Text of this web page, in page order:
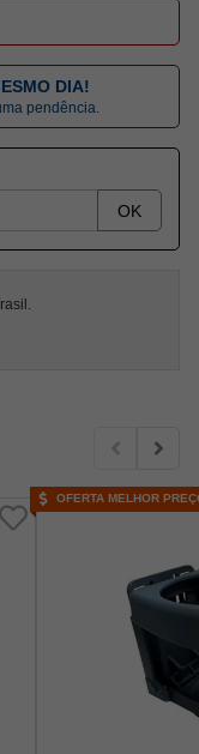
DIA!
pendência.
OK
OFERTA MELHOR